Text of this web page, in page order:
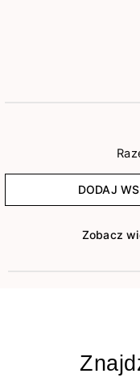
DODAJ
Zobacz